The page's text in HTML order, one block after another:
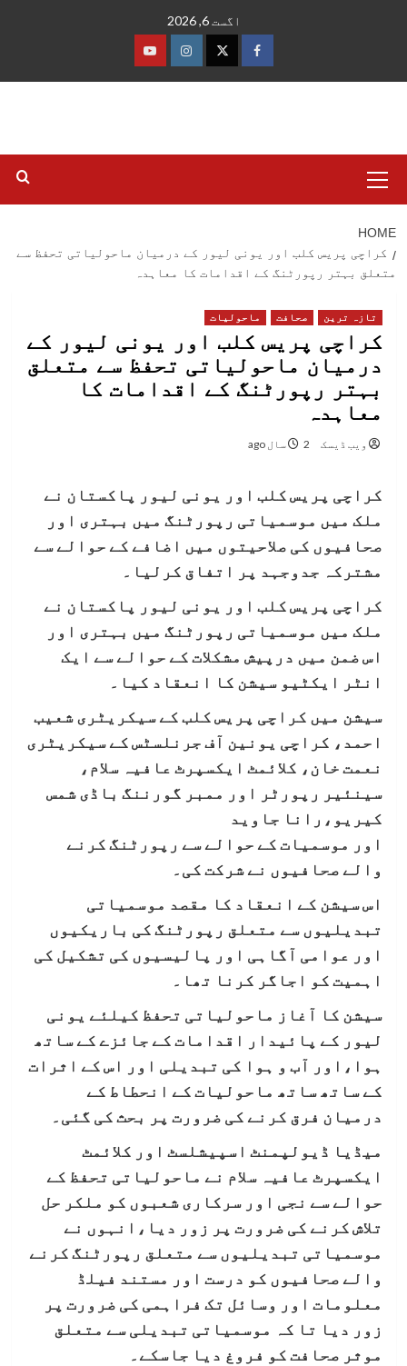
اگست 6, 2026
فیس
ٹوئٹرانسٹاگرام
یوٹیوب
Menu
HOME
کراچی پریس کلب اور یونی لیور کے درمیان ماحولیاتی تحفظ سے
متعلق بہتر رپورٹنگ کے اقدامات کا معاہدہ
تازہ ترین صحافت ماحولیات
کراچی پریس کلب اور یونی لیور کے
درمیان ماحولیاتی تحفظ سے متعلق
بہتر رپورٹنگ کے اقدامات کا
معاہدہ
ویب ڈیسک 2 سال ago
کراچی پریس کلب اور یونی لیور پاکستان نے
ملک میں موسمیاتی رپورٹنگ میں بہتری اور
صحافیوں کی صلاحیتوں میں اضافے کے حوالے سے
مشترکہ جدوجہد پر اتفاق کرلیا۔
کراچی پریس کلب اور یونی لیور پاکستان نے
ملک میں موسمیاتی رپورٹنگ میں بہتری اور
اس ضمن میں درپیش مشکلات کے حوالے سے ایک
انٹر ایکٹیو سیشن کا انعقاد کیا۔
سیشن میں کراچی پریس کلب کے سیکریٹری شعیب
احمد، کراچی یونین آف جرنلسٹس کے سیکریٹری
نعمت خان، کلائمٹ ایکسپرٹ عافیہ سلام،
سینئیر رپورٹر اور ممبر گورننگ باڈی شمس
کیریو،رانا جاوید
اور موسمیات کے حوالے سے رپورٹنگ کرنے
والے صحافیوں نے شرکت کی۔
اس سیشن کے انعقاد کا مقصد موسمیاتی
تبدیلیوں سے متعلق رپورٹنگ کی باریکیوں
اور عوامی آگاہی اور پالیسیوں کی تشکیل کی
اہمیت کو اجاگر کرنا تھا۔
سیشن کا آغاز ماحولیاتی تحفظ کیلئے یونی
لیور کے پائیدار اقدامات کے جائزے کے ساتھ
ہوا،اور آب و ہوا کی تبدیلی اور اس کے اثرات
کے ساتھ ساتھ ماحولیات کے انحطاط کے
درمیان فرق کرنے کی ضرورت پر بحث کی گئی۔
میڈیا ڈیولپمنٹ اسپیشلسٹ اور کلائمٹ
ایکسپرٹ عافیہ سلام نے ماحولیاتی تحفظ کے
حوالے سے نجی اور سرکاری شعبوں کو ملکر حل
تلاش کرنے کی ضرورت پر زور دیا،انہوں نے
موسمیاتی تبدیلیوں سے متعلق رپورٹنگ کرنے
والے صحافیوں کو درست اور مستند فیلڈ
معلومات اور وسائل تک فراہمی کی ضرورت پر
زور دیا تا کہ موسمیاتی تبدیلی سے متعلق
موثر صحافت کو فروغ دیا جاسکے۔